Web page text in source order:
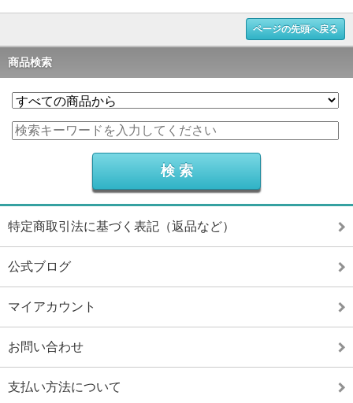
ページの先頭へ戻る
商品検索
特定商取引法に基づく表記（返品など）
公式ブログ
マイアカウント
お問い合わせ
支払い方法について